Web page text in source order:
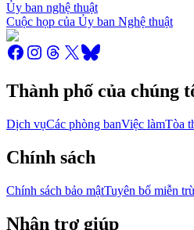
Ủy ban nghệ thuật
Cuộc họp của Ủy ban Nghệ thuật
Thành phố của chúng
Dịch vụCác phòng banViệc làmTòa
Chính sách
Chính sách bảo mậtTuyên bố miễn
Nhận trợ giúp